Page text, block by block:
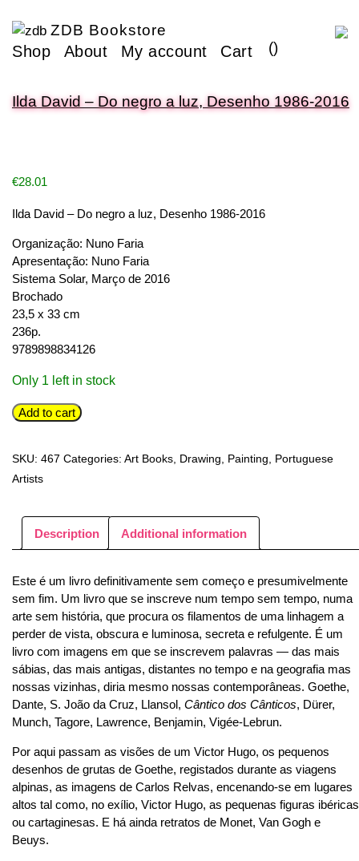
ZDB Bookstore
Shop About My account Cart ()
Ilda David – Do negro a luz, Desenho 1986-2016
€28.01
Ilda David – Do negro a luz, Desenho 1986-2016
Organização: Nuno Faria
Apresentação: Nuno Faria
Sistema Solar, Março de 2016
Brochado
23,5 x 33 cm
236p.
9789898834126
Only 1 left in stock
Ilda
-
Do
Desenho
1986-
2016
quantity
Add to cart
SKU: 467 Categories: Art Books Drawing Painting
Portuguese
Artists
Description Additional information
Este é um livro definitivamente sem começo e presumivelmente
sem fim. Um livro que se inscreve num tempo sem tempo, numa
arte sem história, que procura os filamentos de uma linhagem a
perder de vista, obscura e luminosa, secreta e refulgente. É um
livro com imagens em que se inscrevem palavras — das mais
sábias, das mais antigas, distantes no tempo e na geografia mas
nossas vizinhas, diria mesmo nossas contemporâneas. Goethe,
Dante, S. João da Cruz, Llansol, Cântico dos Cânticos, Dürer,
Munch, Tagore, Lawrence, Benjamin, Vigée-Lebrun.
Por aqui passam as visões de um Victor Hugo, os pequenos
desenhos de grutas de Goethe, registados durante as viagens
alpinas, as imagens de Carlos Relvas, encenando-se em lugares
altos tal como, no exílio, Victor Hugo, as pequenas figuras ibéricas
ou cartaginesas. E há ainda retratos de Monet, Van Gogh e
Beuys.